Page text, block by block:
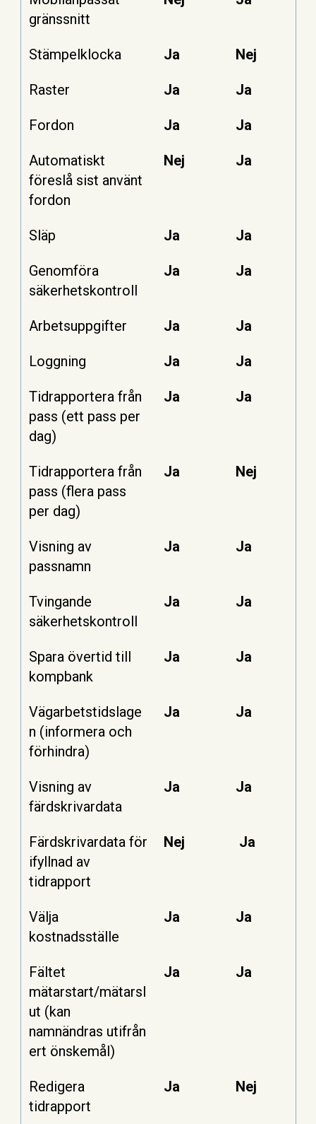
gränssnitt
Stämpelklocka Ja Nej
Raster Ja Ja
Fordon Ja Ja
Automatiskt
föreslå sist använt
fordon
Nej Ja
Släp Ja Ja
Genomföra
säkerhetskontroll
Ja Ja
Arbetsuppgifter Ja Ja
Loggning Ja Ja
Tidrapportera från
pass (ett pass per
dag)
Ja Ja
Tidrapportera från
pass (flera pass
per dag)
Ja Nej
Visning av
passnamn
Ja Ja
Tvingande
säkerhetskontroll
Ja Ja
Spara övertid till
kompbank
Ja Ja
Vägarbetstidslage
n (informera och
förhindra)
Ja Ja
Visning av
färdskrivardata
Ja Ja
Färdskrivardata för
ifyllnad av
tidrapport
Nej Ja
Välja
kostnadsställe
Ja Ja
Fältet
mätarstart/mätarsl
ut (kan
namnändras utifrån
ert önskemål)
Ja Ja
Redigera
tidrapport
Ja Nej